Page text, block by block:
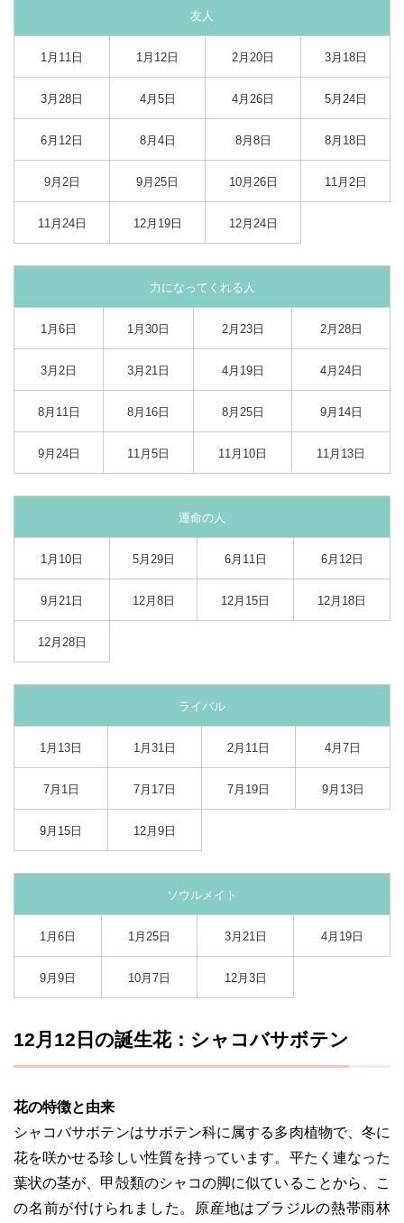
友人
1月11日 1月12日 2月20日 3月18日
3月28日 4月5日 4月26日 5月24日
6月12日 8月4日 8月8日 8月18日
9月2日 9月25日 10月26日 11月2日
11月24日 12月19日 12月24日
力になってくれる人
1月6日 1月30日 2月23日 2月28日
3月2日 3月21日 4月19日 4月24日
8月11日 8月16日 8月25日 9月14日
9月24日 11月5日 11月10日 11月13日
運命の人
1月10日 5月29日 6月11日 6月12日
9月21日 12月8日 12月15日 12月18日
12月28日
ライバル
1月13日 1月31日 2月11日 4月7日
7月1日 7月17日 7月19日 9月13日
9月15日 12月9日
ソウルメイト
1月6日 1月25日 3月21日 4月19日
9月9日 10月7日 12月3日
12月12日の誕生花：シャコバサボテン
花の特徴と由来
シャコバサボテンはサボテン科に属する多肉植物で、冬に
花を咲かせる珍しい性質を持っています。平たく連なった
葉状の茎が、甲殻類のシャコの脚に似ていることから、こ
の名前が付けられました。原産地はブラジルの熱帯雨林